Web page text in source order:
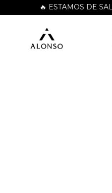
🔥 ESTAMOS DE SALE 🔥